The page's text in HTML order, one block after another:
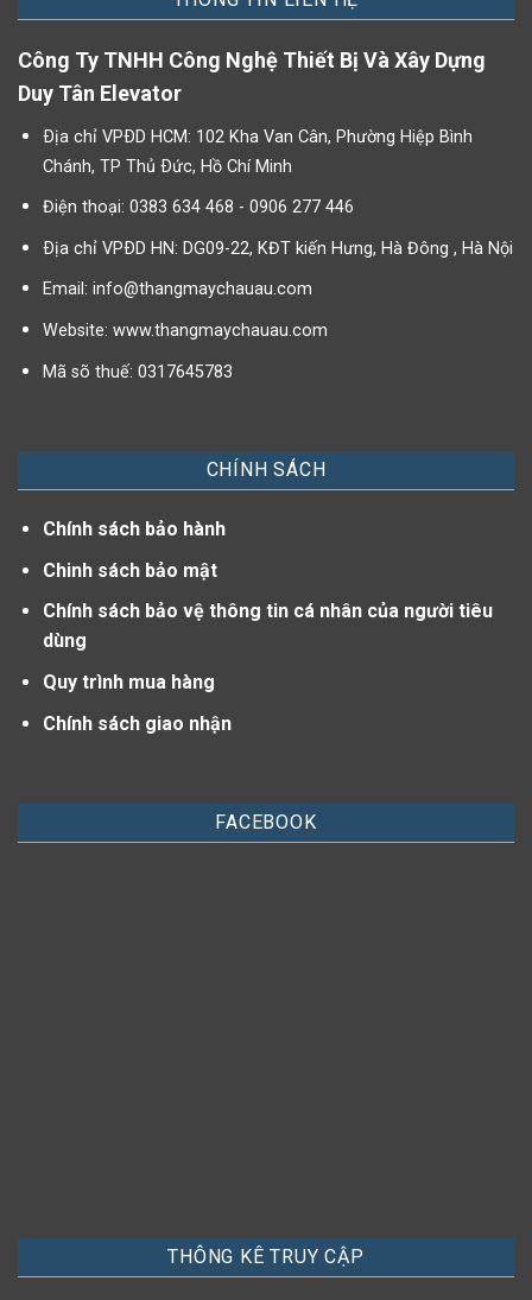
Công Ty TNHH Công Nghệ Thiết Bị Và Xây Dựng
Duy Tân Elevator
Ðịa chỉ VPÐD HCM: 102 Kha Van Cân, Phường Hiệp Bình
Chánh, TP Thủ Ðức, Hồ Chí Minh
Điện thoại: 0383 634 468 - 0906 277 446
Ðịa chỉ VPÐD HN: DG09-22, KĐT kiến Hưng, Hà Đông , Hà Nội
Email: info@thangmaychauau.com
Website: www.thangmaychauau.com
Mã sõ thuế: 0317645783
CHÍNH SÁCH
Chính sách bảo hành
Chinh sách bảo mật
Chính sách bảo vệ thông tin cá nhân của người tiêu
dùng
Quy trình mua hàng
Chính sách giao nhận
FACEBOOK
THÔNG KÊ TRUY CẬP